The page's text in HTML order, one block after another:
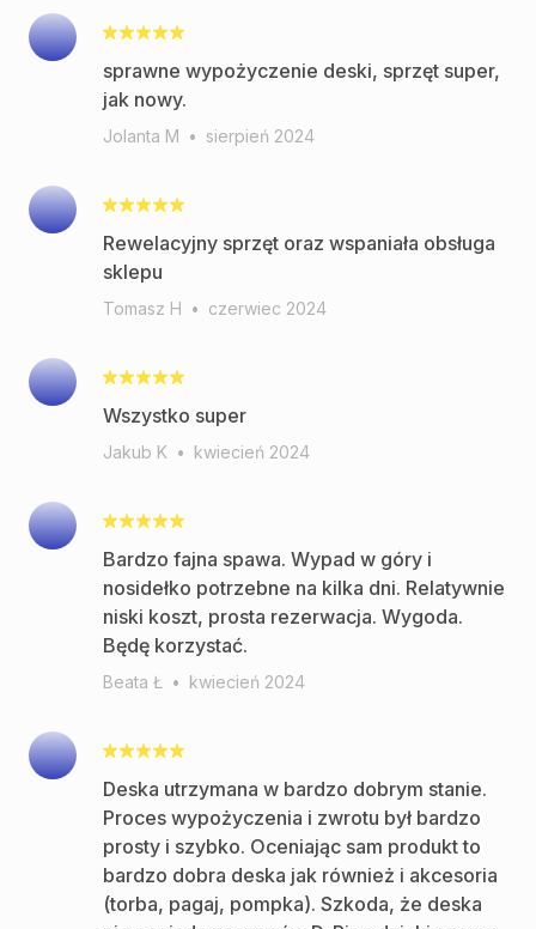
sprawne wypożyczenie deski, sprzęt super,
jak nowy.
Jolanta M • sierpień 2024
Rewelacyjny sprzęt oraz wspaniała obsługa
sklepu
Tomasz H • czerwiec 2024
Wszystko super
Jakub K • kwiecień 2024
Bardzo fajna spawa. Wypad w góry i
nosidełko potrzebne na kilka dni. Relatywnie
niski koszt, prosta rezerwacja. Wygoda.
Będę korzystać.
Beata Ł • kwiecień 2024
Deska utrzymana w bardzo dobrym stanie.
Proces wypożyczenia i zwrotu był bardzo
prosty i szybko. Oceniając sam produkt to
bardzo dobra deska jak również i akcesoria
(torba, pagaj, pompka). Szkoda, że deska